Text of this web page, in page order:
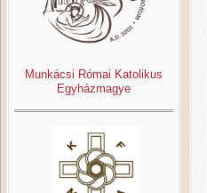
Munkácsi Római Katolikus
Egyházmagye